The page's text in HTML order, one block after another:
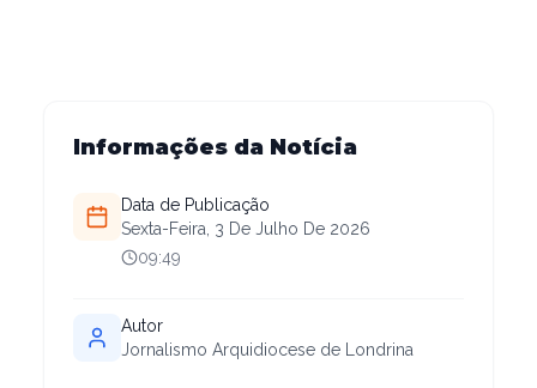
Informações da Notícia
Data de Publicação
Sexta-Feira, 3 De Julho De 2026
09:49
Autor
Jornalismo Arquidiocese de Londrina